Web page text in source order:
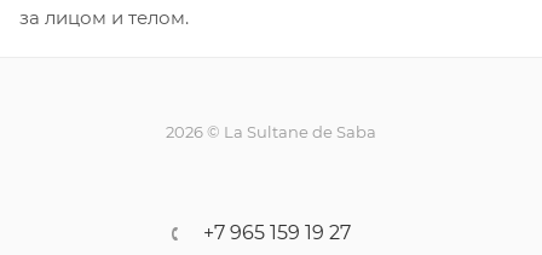
за лицом и телом.
2026 © La Sultane de Saba
+7 965 159 19 27